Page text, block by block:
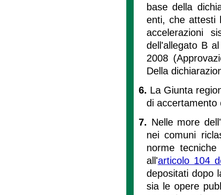
base della
enti, che attesti
accelerazioni
dell'allegato B
2008
Della
6. La Giunta
di
7. Nelle more
nei comuni
norme
all'articolo 104
depositati dopo
sia le opere